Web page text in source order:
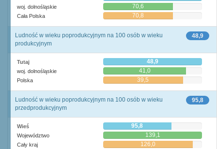
woj. dolnośląskie 70,6
Cała Polska 70,8
48,9
Ludność w wieku poprodukcyjnym na 100 osób w wieku
produkcyjnym
Tutaj 48,9
woj. dolnośląskie 41,0
Polska 39,5
95,8
Ludność w wieku poprodukcyjnym na 100 osób w wieku
przedprodukcyjnym
Wieś 95,8
Województwo 139,1
Cały kraj 126,0